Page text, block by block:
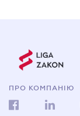
ПРО КОМПАНІЮ